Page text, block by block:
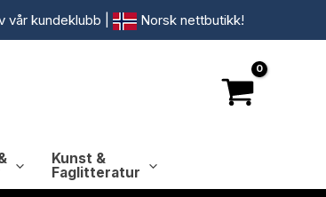
vår kundeklubb Norsk nettbutikk!
Kunst &
Faglitteratur